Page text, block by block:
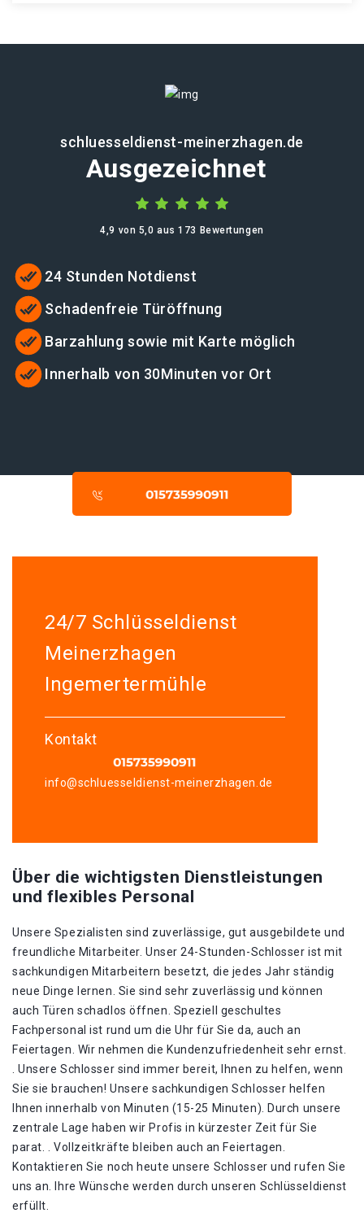
schluesseldienst-meinerzhagen.de
Ausgezeichnet
4,9 von 5,0 aus 173 Bewertungen
24 Stunden Notdienst
Schadenfreie Türöffnung
Barzahlung sowie mit Karte möglich
Innerhalb von 30Minuten vor Ort
24/7 Schlüsseldienst
Meinerzhagen
Ingemertermühle
Kontakt
info@schluesseldienst-meinerzhagen.de
Über die wichtigsten Dienstleistungen
und flexibles Personal
Unsere Spezialisten sind zuverlässige, gut ausgebildete und
freundliche Mitarbeiter. Unser 24-Stunden-Schlosser ist mit
sachkundigen Mitarbeitern besetzt, die jedes Jahr ständig
neue Dinge lernen. Sie sind sehr zuverlässig und können
auch Türen schadlos öffnen. Speziell geschultes
Fachpersonal ist rund um die Uhr für Sie da, auch an
Feiertagen. Wir nehmen die Kundenzufriedenheit sehr ernst.
. Unsere Schlosser sind immer bereit, Ihnen zu helfen, wenn
Sie sie brauchen! Unsere sachkundigen Schlosser helfen
Ihnen innerhalb von Minuten (15-25 Minuten). Durch unsere
zentrale Lage haben wir Profis in kürzester Zeit für Sie
parat. . Vollzeitkräfte bleiben auch an Feiertagen.
Kontaktieren Sie noch heute unsere Schlosser und rufen Sie
uns an. Ihre Wünsche werden durch unseren Schlüsseldienst
erfüllt.